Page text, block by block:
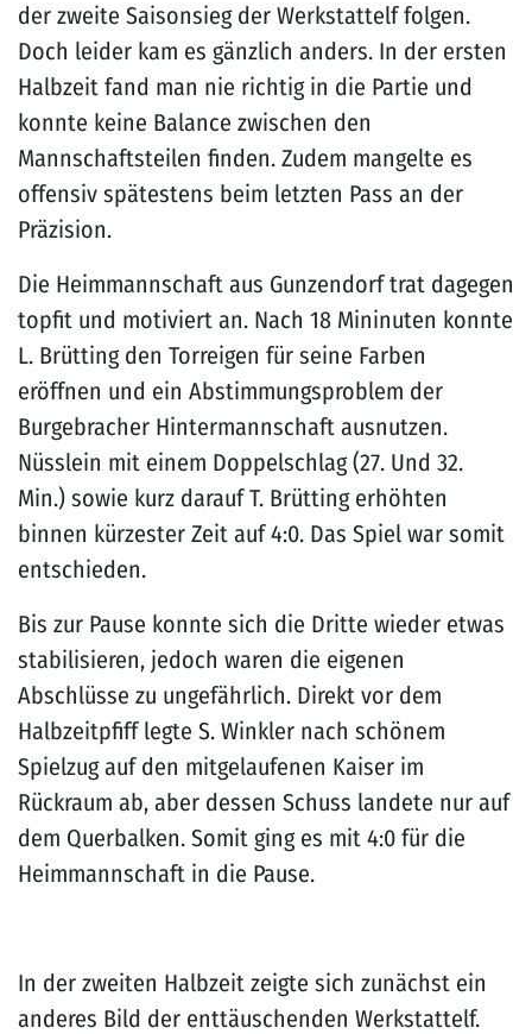
der zweite Saisonsieg der Werkstattelf folgen.
Doch leider kam es gänzlich anders. In der ersten
Halbzeit fand man nie richtig in die Partie und
konnte keine Balance zwischen den
Mannschaftsteilen finden. Zudem mangelte es
offensiv spätestens beim letzten Pass an der
Präzision.
Die Heimmannschaft aus Gunzendorf trat dagegen
topfit und motiviert an. Nach 18 Mininuten konnte
L. Brütting den Torreigen für seine Farben
eröffnen und ein Abstimmungsproblem der
Burgebracher Hintermannschaft ausnutzen.
Nüsslein mit einem Doppelschlag (27. Und 32.
Min.) sowie kurz darauf T. Brütting erhöhten
binnen kürzester Zeit auf 4:0. Das Spiel war somit
entschieden.
Bis zur Pause konnte sich die Dritte wieder etwas
stabilisieren, jedoch waren die eigenen
Abschlüsse zu ungefährlich. Direkt vor dem
Halbzeitpfiff legte S. Winkler nach schönem
Spielzug auf den mitgelaufenen Kaiser im
Rückraum ab, aber dessen Schuss landete nur auf
dem Querbalken. Somit ging es mit 4:0 für die
Heimmannschaft in die Pause.
In der zweiten Halbzeit zeigte sich zunächst ein
anderes Bild der enttäuschenden Werkstattelf.